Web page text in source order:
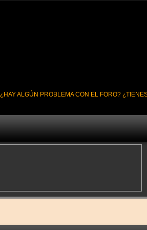
¿HAY ALGÚN PROBLEMA CON EL FORO?